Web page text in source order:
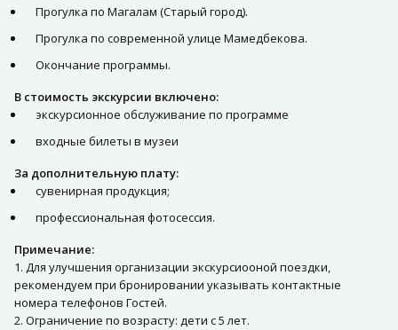
Прогулка по Магалам (Старый город).
Прогулка по современной улице Мамедбекова.
Окончание программы.
В стоимость экскурсии включено:
экскурсионное обслуживание по программе
входные билеты в музеи
За дополнительную плату:
сувенирная продукция;
профессиональная фотосессия.
Примечание:
1. Для улучшения организации экскурсиооной поездки,
рекомендуем при бронировании указывать контактные
номера телефонов Гостей.
2. Ограничение по возрасту: дети с 5 лет.